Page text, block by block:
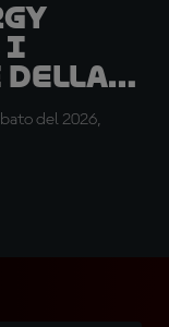
i
della
del 2026,